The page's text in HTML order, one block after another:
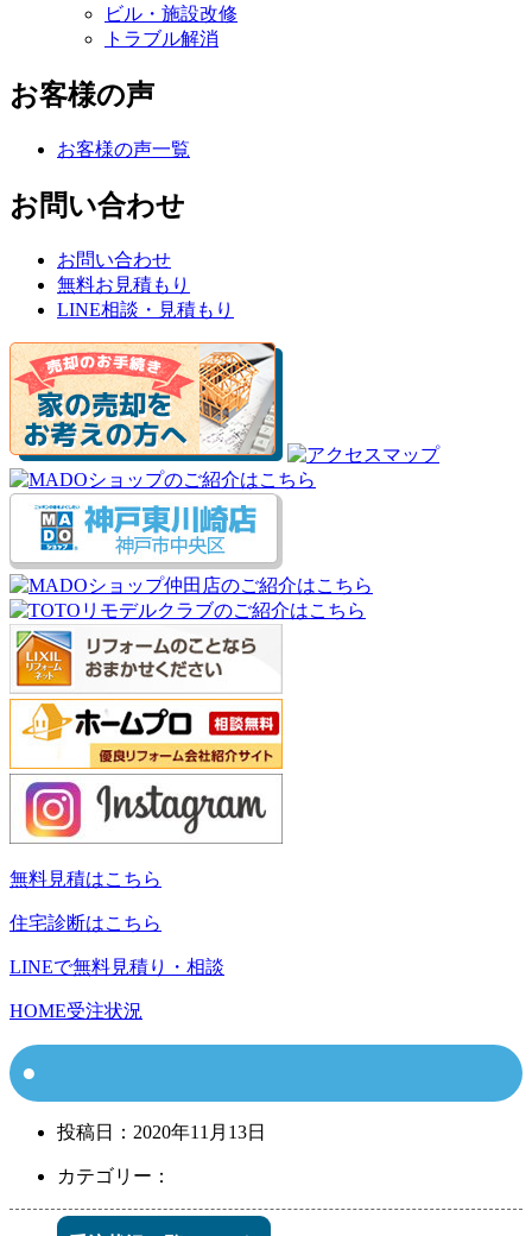
ビル・施設改修
トラブル解消
お客様の声
お客様の声一覧
お問い合わせ
お問い合わせ
無料お見積もり
LINE相談・見積もり
無料見積はこちら
住宅診断はこちら
LINEで無料見積り・相談
HOME受注状況
投稿日： 2020年11月13日
カテゴリー：